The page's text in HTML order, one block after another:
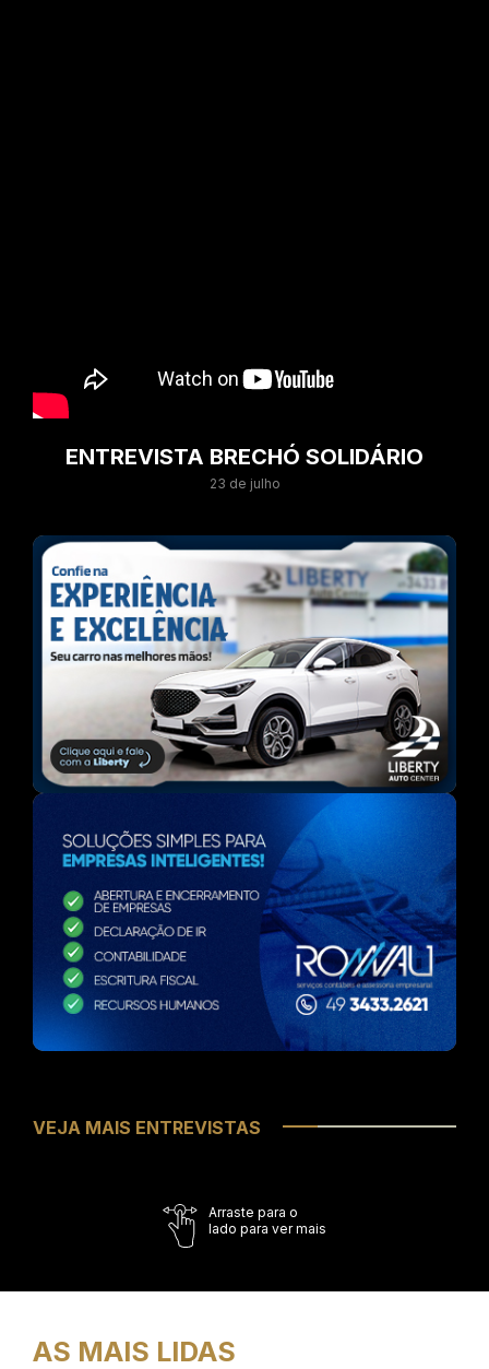
ENTREVISTA BRECHÓ SOLIDÁRIO
23 de julho
VEJA MAIS ENTREVISTAS
Arraste para o
lado para ver mais
AS MAIS LIDAS